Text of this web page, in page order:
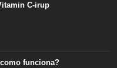
C-irup
funciona?